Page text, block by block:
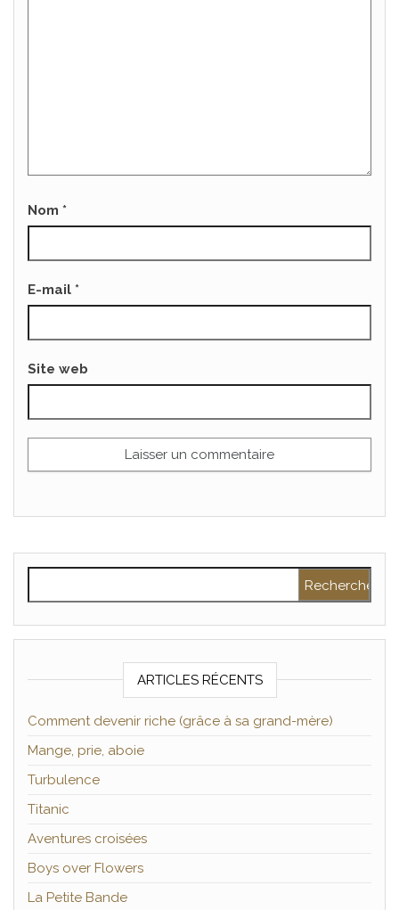
Nom *
E-mail *
Site web
ARTICLES RÉCENTS
Comment devenir riche (grâce à sa grand-mère)
Mange, prie, aboie
Turbulence
Titanic
Aventures croisées
Boys over Flowers
La Petite Bande